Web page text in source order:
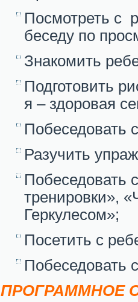
Посмотреть с
беседу по
Знакомить
Подготовить
я – здоровая
Побеседовать
Разучить
Побеседовать
тренировки»,
Геркулесом»;
Посетить с
Побеседовать
ПРОГРАММНОЕ